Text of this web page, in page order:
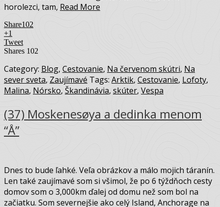
horolezci, tam, Read More
Share102
+1
Tweet
Shares 102
Category: Blog, Cestovanie, Na červenom skútri, Na
sever sveta, Zaujímavé Tags: Arktik, Cestovanie, Lofoty,
Malina, Nórsko, Škandinávia, skúter, Vespa
(37) Moskenesøya a dedinka menom
“Å”
Dnes to bude ľahké. Veľa obrázkov a málo mojich táranín.
Len také zaujímavé som si všimol, že po 6 týždňoch cesty
domov som o 3,000km ďalej od domu než som bol na
začiatku. Som severnejšie ako celý Island, Anchorage na